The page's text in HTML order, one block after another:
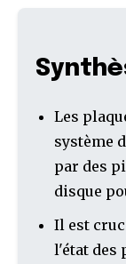
Les
système
par des
disque
Il est
l'état des